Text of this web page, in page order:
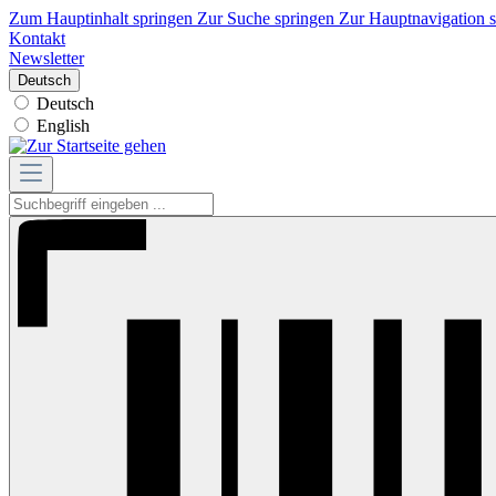
Zum Hauptinhalt springen Zur Suche springen Zur Hauptnavigation
Kontakt
Newsletter
Deutsch
Deutsch
English